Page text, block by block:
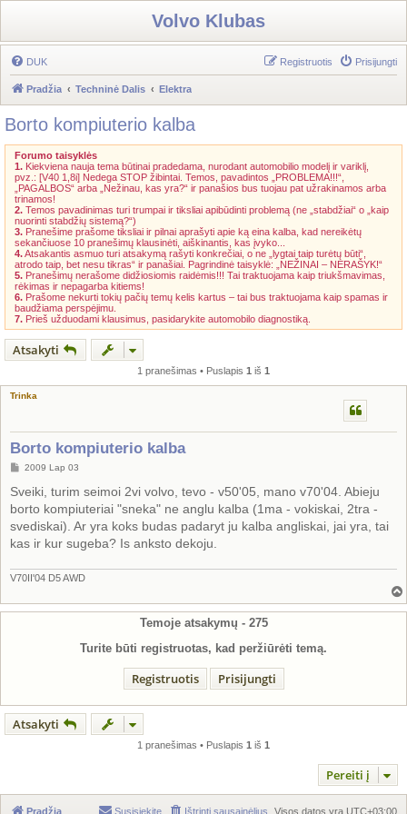
Volvo Klubas
DUK Prisijungti
Registruotis
Pradžia Techninė Dalis Elektra
Borto kompiuterio kalba
Forumo taisyklės
1. Kiekviena nauja tema būtinai pradedama, nurodant automobilio modelį ir variklį,
pvz.: [V40 1,8i] Nedega STOP žibintai. Temos, pavadintos „PROBLEMA!!!“,
„PAGALBOS“ arba „Nežinau, kas yra?“ ir panašios bus tuojau pat užrakinamos arba
trinamos!
2. Temos pavadinimas turi trumpai ir tiksliai apibūdinti problemą (ne „stabdžiai“ o „kaip
nuorinti stabdžių sistemą?“)
3. Pranešime prašome tiksliai ir pilnai aprašyti apie ką eina kalba, kad nereikėtų
sekančiuose 10 pranešimų klausinėti, aiškinantis, kas įvyko...
4.Atsakantis asmuo turi atsakymą rašyti konkrečiai, o ne „lygtai taip turėtų būti“,
atrodo taip, bet nesu tikras“ ir panašiai. Pagrindinė taisyklė: „NEŽINAI – NERAŠYK!“
5. Pranešimų nerašome didžiosiomis raidėmis!!! Tai traktuojama kaip triukšmavimas,
rėkimas ir nepagarba kitiems!
6. Prašome nekurti tokių pačių temų kelis kartus – tai bus traktuojama kaip spamas ir
baudžiama perspėjimu.
7. Prieš užduodami klausimus, pasidarykite automobilo diagnostiką.
Atsakyti
1 pranešimas • Puslapis 1 iš 1
Trinka
Borto kompiuterio kalba
S
a
n
d
r
t
ė
2009 Lap 03
Sveiki, turim seimoi 2vi volvo, tevo - v50'05, mano v70'04. Abieju
borto kompiuteriai "sneka" ne anglu kalba (1ma - vokiskai, 2tra -
svediskai). Ar yra koks budas padaryt ju kalba angliskai, jai yra, tai
kas ir kur sugeba? Is anksto dekoju.
V70II'04 D5 AWD
i
Temoje atsakymų - 275
Turite būti registruotas, kad peržiūrėti temą.
Registruotis Prisijungti
Atsakyti
1 pranešimas • Puslapis 1 iš 1
Pereiti į
Pradžia Visos datos yra UTC+03:00
Ištrinti sausainėlius
Susisiekite